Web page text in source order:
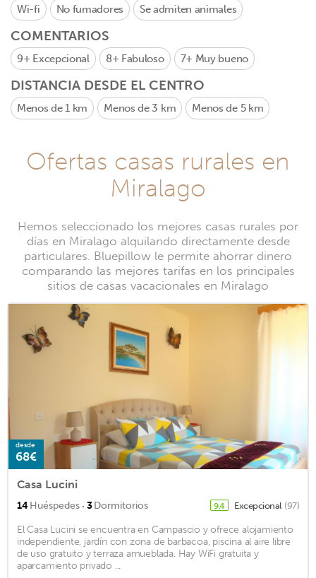
Wi-fi No fumadores Se admiten animales
COMENTARIOS
9+ Excepcional 8+ Fabuloso 7+ Muy bueno
DISTANCIA DESDE EL CENTRO
Menos de 1 km Menos de 3 km Menos de 5 km
Ofertas casas rurales en
Miralago
Hemos seleccionado los mejores casas rurales por
días en Miralago alquilando directamente desde
particulares. Bluepillow le permite ahorrar dinero
comparando las mejores tarifas en los principales
sitios de casas vacacionales en Miralago
desde
68€
Casa Lucini
14Huéspedes · 3Dormitorios 9,4 Excepcional (97)
El Casa Lucini se encuentra en Campascio y ofrece alojamiento
independiente, jardín con zona de barbacoa, piscina al aire libre
de uso gratuito y terraza amueblada. Hay WiFi gratuita y
aparcamiento privado ...